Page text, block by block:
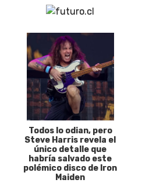
Todos lo odian, pero
Steve Harris revela el
único detalle que
habría salvado este
polémico disco de Iron
Maiden